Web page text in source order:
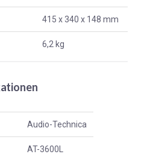
415 x 340 x 148 mm
6,2 kg
Audio-Technica
AT-3600L